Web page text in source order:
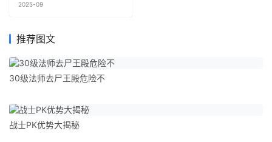
2025-09
推荐图文
30级法师去尸王殿危险不
战士PK优势大揭秘